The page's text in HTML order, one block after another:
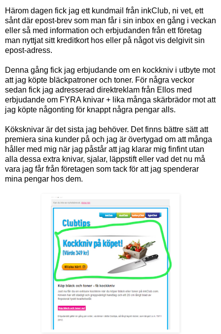
Härom dagen fick jag ett kundmail från inkClub, ni vet, ett
sånt där epost-brev som man får i sin inbox en gång i veckan
eller så med information och erbjudanden från ett företag
man nyttjat sitt kreditkort hos eller på något vis delgivit sin
epost-adress.
Denna gång fick jag erbjudande om en kockkniv i utbyte mot
att jag köpte bläckpatroner och toner. För några veckor
sedan fick jag adresserad direktreklam från Ellos med
erbjudande om FYRA knivar + lika många skärbrädor mot att
jag köpte någonting för knappt några pengar alls.
Köksknivar är det sista jag behöver. Det finns bättre sätt att
premiera sina kunder på och jag är övertygad om att många
håller med mig när jag påstår att jag klarar mig finfint utan
alla dessa extra knivar, sjalar, läppstift eller vad det nu må
vara jag får från företagen som tack för att jag spenderar
mina pengar hos dem.